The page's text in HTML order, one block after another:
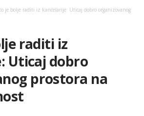
je bolje raditi iz kancelarije: Uticaj dobro organizovanog
raditi iz
Uticaj dobro
prostora na